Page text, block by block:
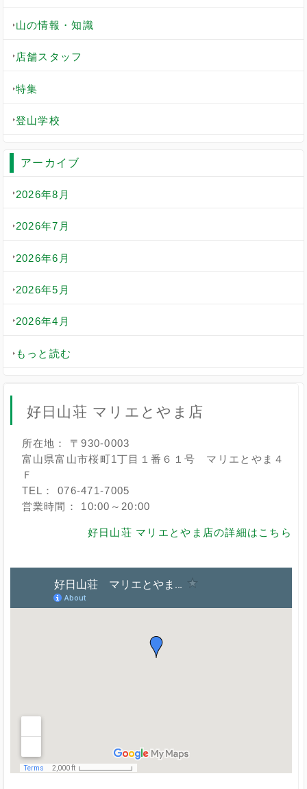
山の情報・知識
店舗スタッフ
特集
登山学校
アーカイブ
2026年8月
2026年7月
2026年6月
2026年5月
2026年4月
もっと読む
好日山荘 マリエとやま店
所在地： 〒930-0003
富山県富山市桜町1丁目１番６１号 マリエとやま４
Ｆ
TEL： 076-471-7005
営業時間： 10:00～20:00
好日山荘 マリエとやま店の詳細はこちら